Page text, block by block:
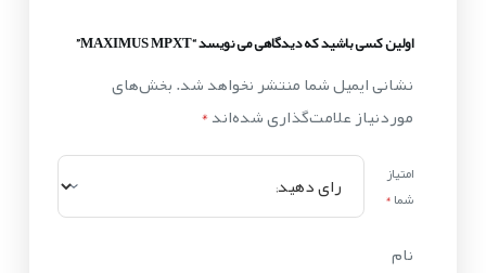
اولین کسی باشید که دیدگاهی می نویسد “MAXIMUS MPXT”
نشانی ایمیل شما منتشر نخواهد شد.بخش‌های
موردنیاز علامت‌گذاری شده‌اند*
امتیاز
شما*
نام